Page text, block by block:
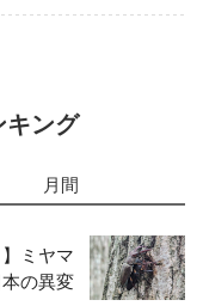
キング
月間
ミヤマ
の異変